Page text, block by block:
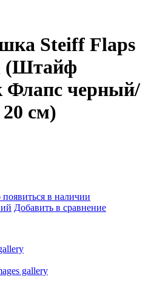
Steiff Flaps
(Штайф
Флапс черный/
см)
появиться в наличии
Добавить в сравнение
gallery